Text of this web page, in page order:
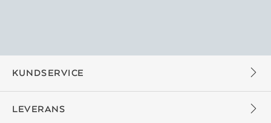
KUNDSERVICE
LEVERANS